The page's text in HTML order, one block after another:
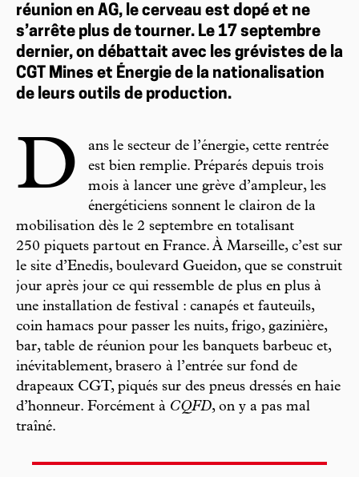
réunion en AG, le cerveau est dopé et ne
s’arrête plus de tourner. Le 17 septembre
dernier, on débattait avec les grévistes de la
CGT Mines et Énergie de la nationalisation
de leurs outils de production.
D
ans le secteur de l’énergie, cette rentrée
est bien remplie. Préparés depuis trois
mois à lancer une grève d’ampleur, les
énergéticiens sonnent le clairon de la
mobilisation dès le 2 septembre en totalisant
250 piquets partout en France. À Marseille, c’est sur
le site d’Enedis, boulevard Gueidon, que se construit
jour après jour ce qui ressemble de plus en plus à
une installation de festival : canapés et fauteuils,
coin hamacs pour passer les nuits, frigo, gazinière,
bar, table de réunion pour les banquets barbeuc et,
inévitablement, brasero à l’entrée sur fond de
drapeaux CGT, piqués sur des pneus dressés en haie
d’honneur. Forcément à CQFD, on y a pas mal
traîné.